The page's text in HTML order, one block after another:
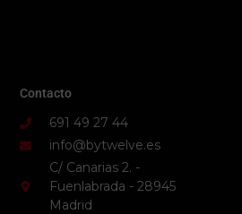
Contacto
691 49 27 44
info@bytwelve.es
C/ Canarias 2. -
Fuenlabrada - 28945
Madrid